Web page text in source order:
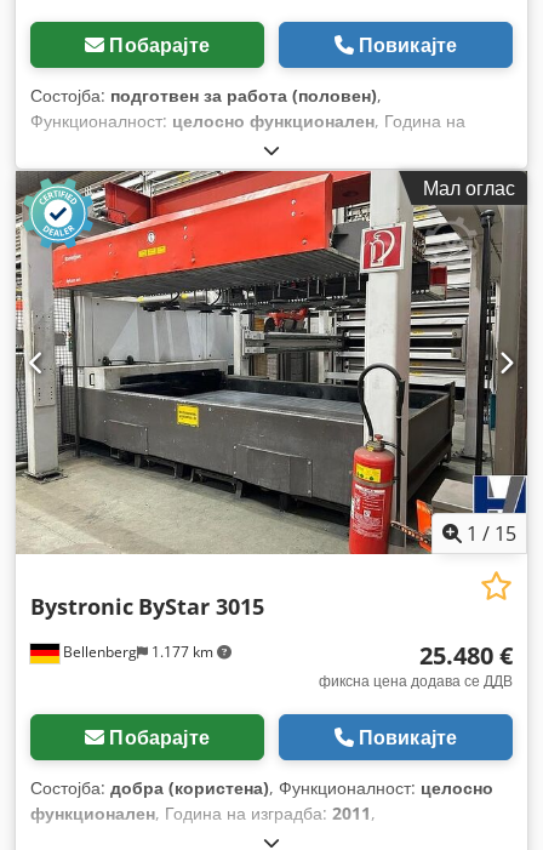
Побарајте Повикајте
Состојба: подготвен за работа (половен),
Функционалност: целосно функционален, Година на
, работни часови:
ласерот:4.000 W, макс. дебелина на лим:12 мм, должина
на масата:3.000 мм, ширина на масата:1.500 мм, моќ:4
kW (5,44 коњски сили)
Мал оглас
1 / 15
Bellenberg 1.177 km
Bystronic ByStar 3015
25.480 €
фиксна цена додава се ДДВ
Побарајте Повикајте
Состојба: добра (користена), Функционалност: целосно
функционален, Година на изградба: 2011,